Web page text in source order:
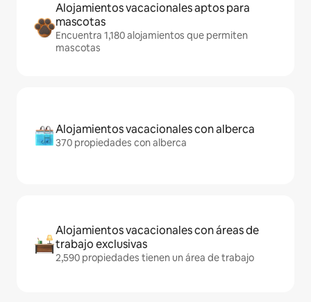
Alojamientos vacacionales aptos para
mascotas
Encuentra 1,180 alojamientos que permiten
mascotas
Alojamientos vacacionales con alberca
370 propiedades con alberca
Alojamientos vacacionales con áreas de
trabajo exclusivas
2,590 propiedades tienen un área de trabajo